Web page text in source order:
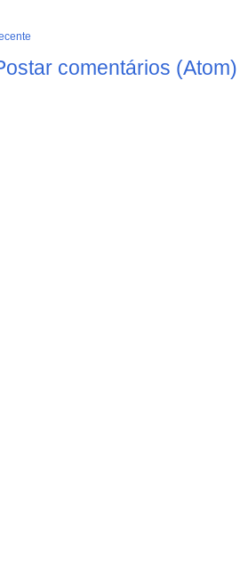
comentários (Atom)